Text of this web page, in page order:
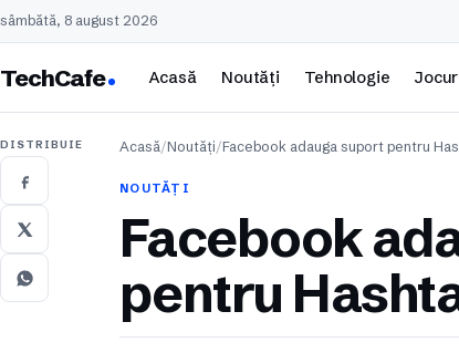
sâmbătă, 8 august 2026
TechCafe Acasă Noutăți Tehnologie
DISTRIBUIE Acasă/Noutăți/Facebook adauga suport pentru
NOUTĂȚI
Facebook
pentru